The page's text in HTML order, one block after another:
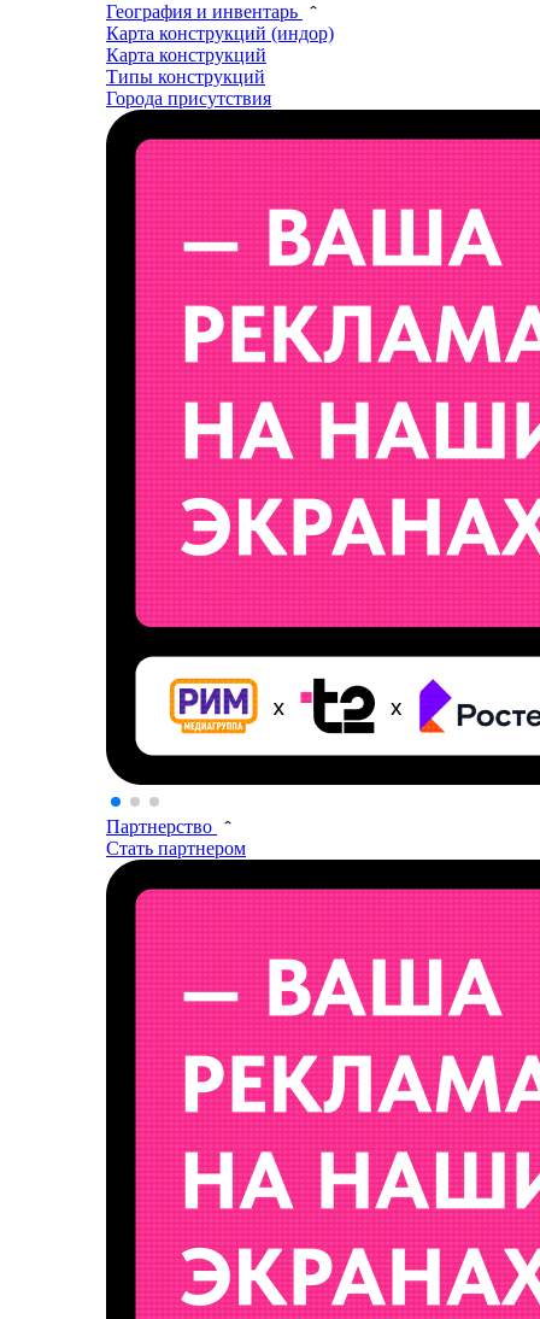
География и инвентарь
Карта конструкций (индор)
Карта конструкций
Типы конструкций
Города присутствия
Партнерство
Стать партнером